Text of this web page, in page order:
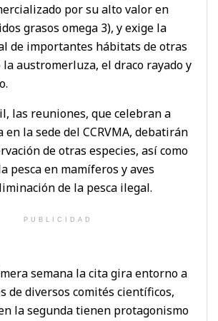
por su alto valor en
grasos omega 3), y exige la
de importantes hábitats de otras
la austromerluza, el draco rayado y
las reuniones, que celebran a
la sede del CCRVMA, debatirán
de otras especies, así como
pesca en mamíferos y aves
de la pesca ilegal.
PUBLICIDAD
semana la cita gira entorno a
de diversos comités científicos,
la segunda tienen protagonismo